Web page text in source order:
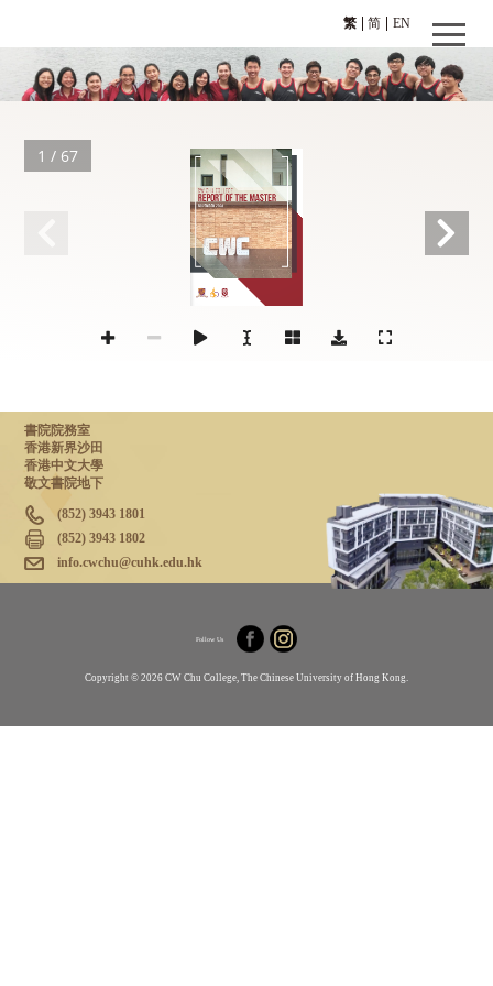
繁 EN
简
REPORT OF THE MASTER
NOVEMBER 2023
CW CHU COLLEGE
1 / 67
書院院務室
香港新界沙田
香港中文大學
敬文書院地下
(852) 3943 1801
(852) 3943 1802
info.cwchu@cuhk.edu.hk
Follow Us
Copyright © 2026 CW Chu College, The Chinese University of Hong Kong.